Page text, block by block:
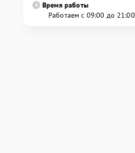
Время работы
Работаем с 09:00 до 21:00